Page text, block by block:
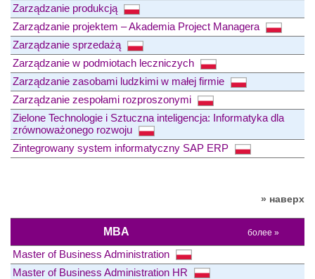
Zarządzanie produkcją
Zarządzanie projektem – Akademia Project Managera
Zarządzanie sprzedażą
Zarządzanie w podmiotach leczniczych
Zarządzanie zasobami ludzkimi w małej firmie
Zarządzanie zespołami rozproszonymi
Zielone Technologie i Sztuczna inteligencja: Informatyka dla
zrównoważonego rozwoju
Zintegrowany system informatyczny SAP ERP
» наверх
MBA более »
Master of Business Administration
Master of Business Administration HR